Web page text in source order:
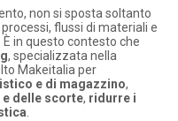
non si sposta soltanto
flussi di materiali e
in questo contesto che
, specializzata nella
Makeitalia per
e di magazzino,
delle scorte, ridurre i